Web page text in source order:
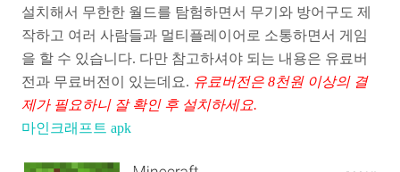
설치해서 무한한 월드를 탐험하면서 무기와 방어구도 제
작하고 여러 사람들과 멀티플레이어로 소통하면서 게임
을 할 수 있습니다. 다만 참고하셔야 되는 내용은 유료버
전과 무료버전이 있는데요. 유료버전은 8천원 이상의 결
제가 필요하니 잘 확인 후 설치하세요.
마인크래프트 apk